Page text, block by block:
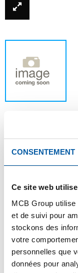
CONSENTEMENT
Ce site web
MCB Group
et de suivi pour
stockons des
votre
personnelles que
données pour
Ce produit ne
Commandez
Calculez avec
Suivez vos